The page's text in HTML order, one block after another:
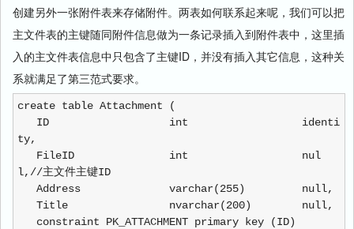
创建另外一张附件表来存储附件。两表如何联系起来呢，我们可以把
主文件表的主键随同附件信息做为一条记录插入到附件表中，这里插
入的主文件表信息中只包含了主键ID，并没有插入其它信息，这种关
系就满足了第三范式要求。
create table Attachment (
ID int identi
ty,
FileID int nul
l,//主文件主键ID
Address varchar(255) null,
Title nvarchar(200) null,
constraint PK_ATTACHMENT primary key (ID)